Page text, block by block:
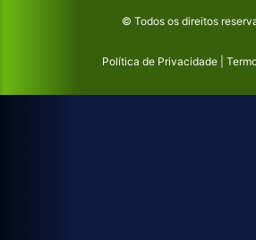
© Todos os direitos
Política de Privacidade